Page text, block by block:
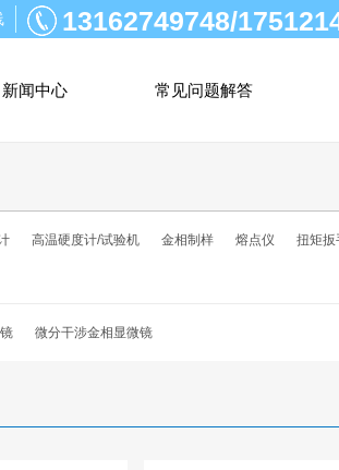
13162749748/
新闻中心 常见问题解答
高温硬度计/试验机 金相制样 熔点仪 扭矩扳
微分干涉金相显微镜